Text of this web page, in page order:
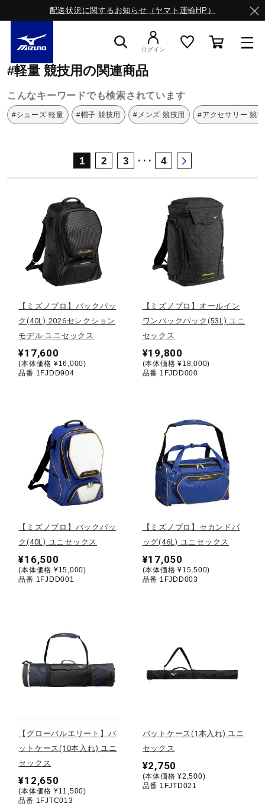
配送状況に関するお知らせ（ヤマト運輸HP）
ライフスタイルウエア
ランニング
サッカー／フットサル
トレーニング
野球
ゴルフ
バレーボール
テニス／ソフトテニス
陸上競技
ソフトボール
柔道
ウィンタースポーツ
ログイン
ミズノ公式オンライン
#軽量 競技用の関連商品
こんなキーワードでも検索されています
#シューズ 軽量 #帽子 競技用 #メンズ 競技用 #アクセサリー 競
1 2 3 ･･･ 4
【ミズノプロ】バックパッ
ク(40L) 2026セレクション
モデル ユニセックス
¥17,600
(本体価格 ¥16,000)
品番 1FJDD904
【ミズノプロ】オールイン
ワンバックパック(53L) ユニ
セックス
¥19,800
(本体価格 ¥18,000)
品番 1FJDD000
【ミズノプロ】バックパッ
ク(40L) ユニセックス
¥16,500
(本体価格 ¥15,000)
品番 1FJDD001
【ミズノプロ】セカンドバ
ッグ(46L) ユニセックス
¥17,050
(本体価格 ¥15,500)
品番 1FJDD003
【グローバルエリート】バ
ットケース(10本入れ) ユニ
セックス
¥12,650
(本体価格 ¥11,500)
品番 1FJTC013
バットケース(1本入れ) ユニ
セックス
¥2,750
(本体価格 ¥2,500)
品番 1FJTD021